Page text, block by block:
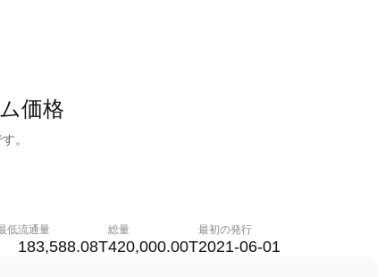
価格
。
低流通量
183,588.08T
総量
420,000.00T
最初の発行
2021-06-01